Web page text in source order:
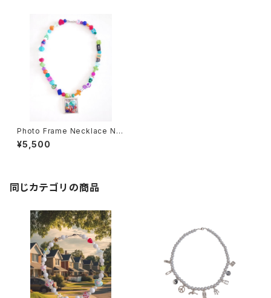
Photo Frame Necklace No,
4
¥5,500
同じカテゴリの商品